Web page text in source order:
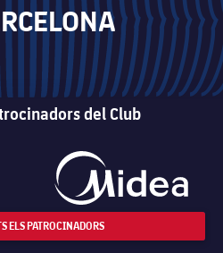
del Club
ELS PATROCINADORS